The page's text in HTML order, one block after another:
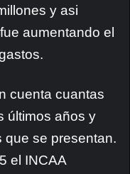
y asi
aumentando el
cuenta cuantas
últimos años y
que se presentan.
el INCAA